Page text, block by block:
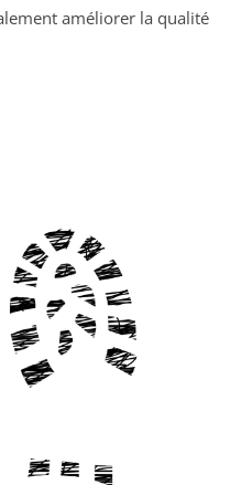
améliorer la qualité